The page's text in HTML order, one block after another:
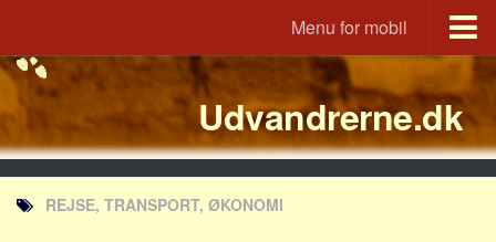
Menu for mobil
Portal
Udvandrerne.dk
Utvandrerne.no
Utvandrarna.se
Tyskland.dk
Udvandrerne.dk
REJSE, TRANSPORT, ØKONOMI